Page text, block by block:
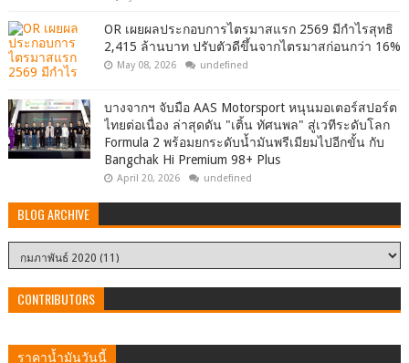
OR เผยผลประกอบการไตรมาสแรก 2569 มีกำไรสุทธิ
2,415 ล้านบาท ปรับตัวดีขึ้นจากไตรมาสก่อนกว่า 16%
May 08, 2026 undefined
บางจากฯ จับมือ AAS Motorsport หนุนมอเตอร์สปอร์ต
ไทยต่อเนื่อง ล่าสุดดัน "เติ้น ทัศนพล" สู่เวทีระดับโลก
Formula 2 พร้อมยกระดับน้ำมันพรีเมียมไปอีกขั้น กับ
Bangchak Hi Premium 98+ Plus
April 20, 2026 undefined
BLOG ARCHIVE
CONTRIBUTORS
ราคาน้ำมันวันนี้